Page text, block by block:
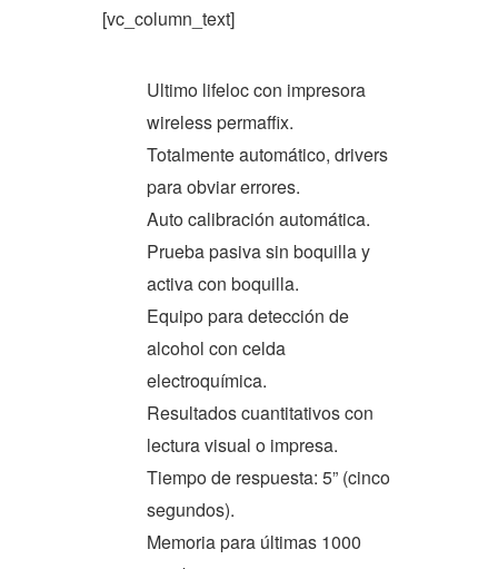
[vc_column_text]
Ultimo lifeloc con impresora
wireless permaffix.
Totalmente automático, drivers
para obviar errores.
Auto calibración automática.
Prueba pasiva sin boquilla y
activa con boquilla.
Equipo para detección de
alcohol con celda
electroquímica.
Resultados cuantitativos con
lectura visual o impresa.
Tiempo de respuesta: 5” (cinco
segundos).
Memoria para últimas 1000